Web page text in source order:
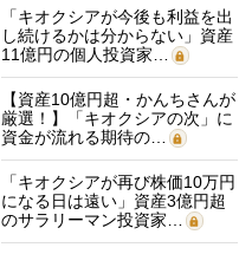
「キオクシアが今後も利益を出
し続けるかは分からない」資産
11億円の個人投資家…
【資産10億円超・かんちさんが
厳選！】「キオクシアの次」に
資金が流れる期待の…
「キオクシアが再び株価10万円
になる日は遠い」資産3億円超
のサラリーマン投資家…